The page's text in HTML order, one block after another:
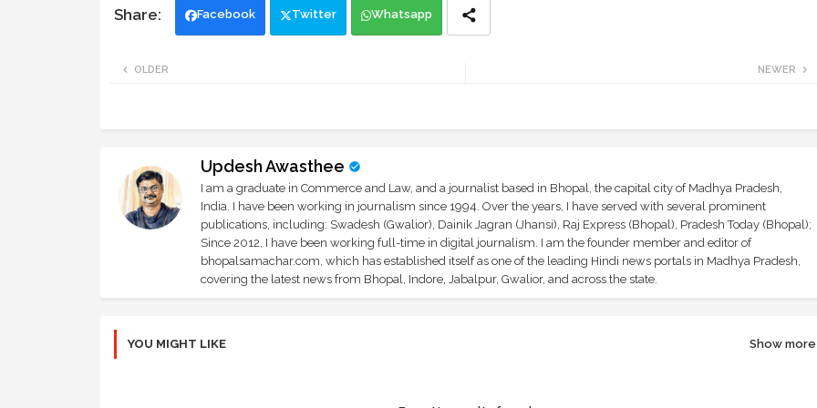
Facebook Twitter Whatsapp
NEWER
OLDER
Updesh Awasthee
I am a graduate in Commerce and Law, and a journalist based in Bhopal, the capital city of Madhya Pradesh,
India. I have been working in journalism since 1994. Over the years, I have served with several prominent
publications, including: Swadesh (Gwalior), Dainik Jagran (Jhansi), Raj Express (Bhopal), Pradesh Today (Bhopal);
Since 2012, I have been working full-time in digital journalism. I am the founder member and editor of
bhopalsamachar.com, which has established itself as one of the leading Hindi news portals in Madhya Pradesh,
covering the latest news from Bhopal, Indore, Jabalpur, Gwalior, and across the state.
YOU MIGHT LIKE Show more